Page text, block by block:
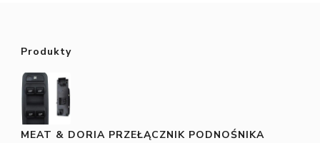
Produkty
MEAT & DORIA PRZEŁĄCZNIK PODNOŚNIKA